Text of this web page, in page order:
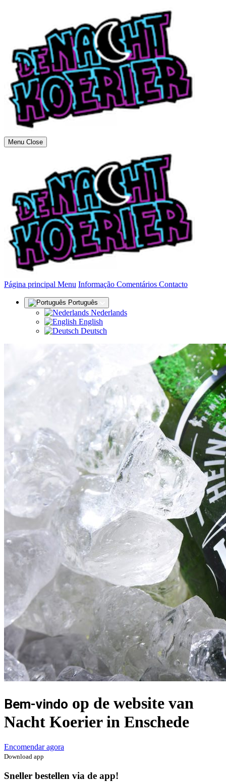
Menu Close
Página principal (actual)
Menu Informação Comentários Contacto
Português
Nederlands
English
Deutsch
Bem-vindo op de website van
Nacht Koerier in Enschede
Encomendar agora
Download app
Sneller bestellen via de app!